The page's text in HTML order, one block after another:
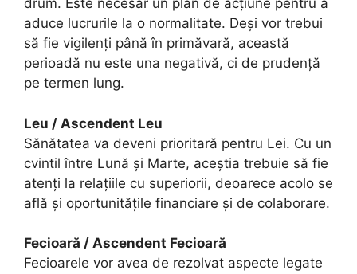
drum. Este necesar un plan de acțiune pentru a
aduce lucrurile la o normalitate. Deși vor trebui
să fie vigilenți până în primăvară, această
perioadă nu este una negativă, ci de prudență
pe termen lung.
Leu / Ascendent Leu
Sănătatea va deveni prioritară pentru Lei. Cu un
cvintil între Lună și Marte, aceștia trebuie să fie
atenți la relațiile cu superiorii, deoarece acolo se
află și oportunitățile financiare și de colaborare.
Fecioară / Ascendent Fecioară
Fecioarele vor avea de rezolvat aspecte legate